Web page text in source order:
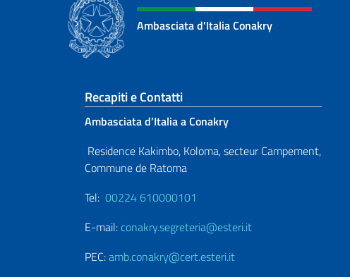
Ambasciata d'Italia Conakry
Sezione footer
Recapiti e Contatti
Ambasciata d’Italia a Conakry
Residence Kakimbo, Koloma, secteur Campement,
Commune de Ratoma
Tel: 00224 610000101
E-mail: conakry.segreteria@esteri.it
PEC:amb.conakry@cert.esteri.it